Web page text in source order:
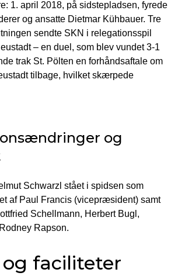
1. april 2018, på sidstepladsen, fyrede
og ansatte Dietmar Kühbauer. Tre
sendte SKN i relegationsspil
– en duel, som blev vundet 3-1
trak St. Pölten en forhåndsaftale om
tilbage, hvilket skærpede
og
Schwarzl stået i spidsen som
af Paul Francis (vicepræsident) samt
Schellmann, Herbert Bugl,
Rapson.
faciliteter